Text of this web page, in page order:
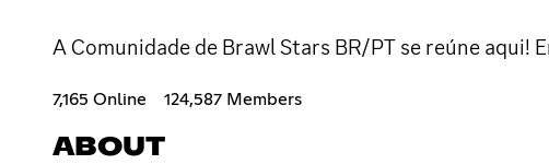
A Comunidade de Brawl Stars BR/PT se reúne
7,165 Online 124,587 Members
ABOUT